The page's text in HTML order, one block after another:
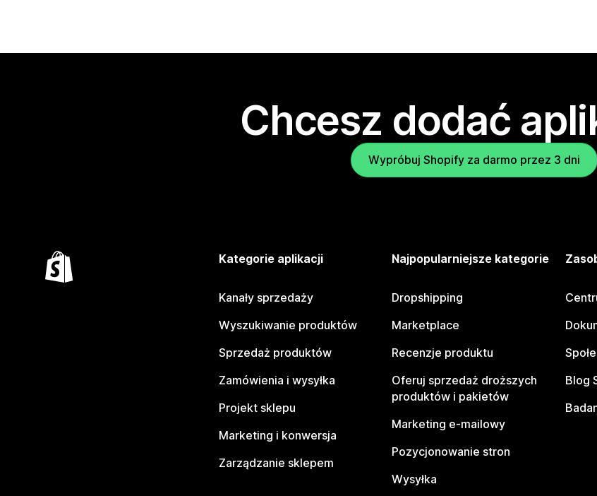
Chcesz dodać
Wypróbuj Shopify za darmo przez 3 dni
Kategorie aplikacji
Kanały sprzedaży
Wyszukiwanie produktów
Sprzedaż produktów
Zamówienia i wysyłka
Projekt sklepu
Marketing i konwersja
Zarządzanie sklepem
Najpopularniejsze kategorie
Dropshipping
Marketplace
Recenzje produktu
Oferuj sprzedaż droższych
produktów i pakietów
Marketing e-mailowy
Pozycjonowanie stron
Wysyłka
Blog